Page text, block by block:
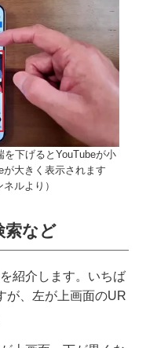
下げるとYouTubeが小
が大きく表示されます
ルより）
索など
紹介します。いちば
が、左が上画面のUR